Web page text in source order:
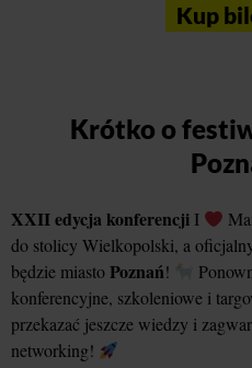
Kup
Krótko o
XXII edycja konferencji I
do stolicy Wielkopolski, a
będzie miasto Poznań!
konferencyjne, szkoleniowe i
przekazać jeszcze wiedzy i
networking!